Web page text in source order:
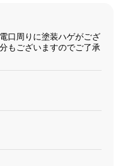
口周りに塗装ハゲがござ
もございますのでご了承